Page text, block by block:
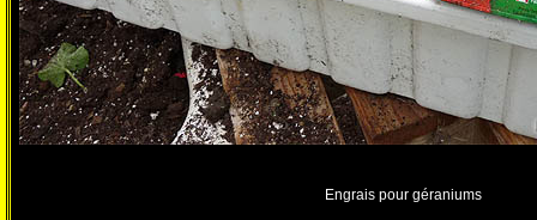
Engrais pour géraniums